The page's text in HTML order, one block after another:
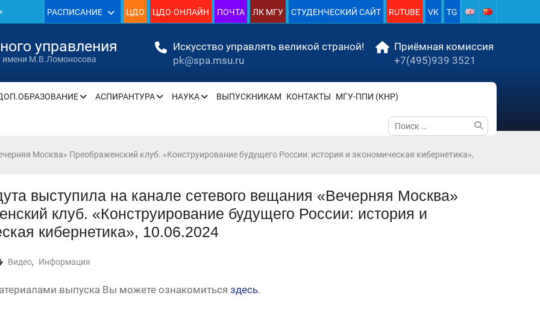
—
—
—
РАСПИСАНИЕ ЦДО ЦДО·ОНЛАЙН ПОЧТА ЛК МГУ СТУДЕНЧЕСКИЙ САЙТ RUTUBE VK TG
управления
имени М.В.Ломоносова
Искусство управлять великой страной!
pk@spa.msu.ru
Приёмная комиссия
+7(495)939 3521
АСПИРАНТУРА НАУКА ВЫПУСКНИКАМ КОНТАКТЫ МГУ-ППИ (КНР)
Поиск
по:
Москва» Преображенский клуб. «Конструирование будущего России: история и экономическая кибернетика»,
выступила на канале сетевого вещания «Вечерняя Москва»
клуб. «Конструирование будущего России: история и
кибернетика», 10.06.2024
Видео, Информация
выпуска Вы можете ознакомиться здесь.